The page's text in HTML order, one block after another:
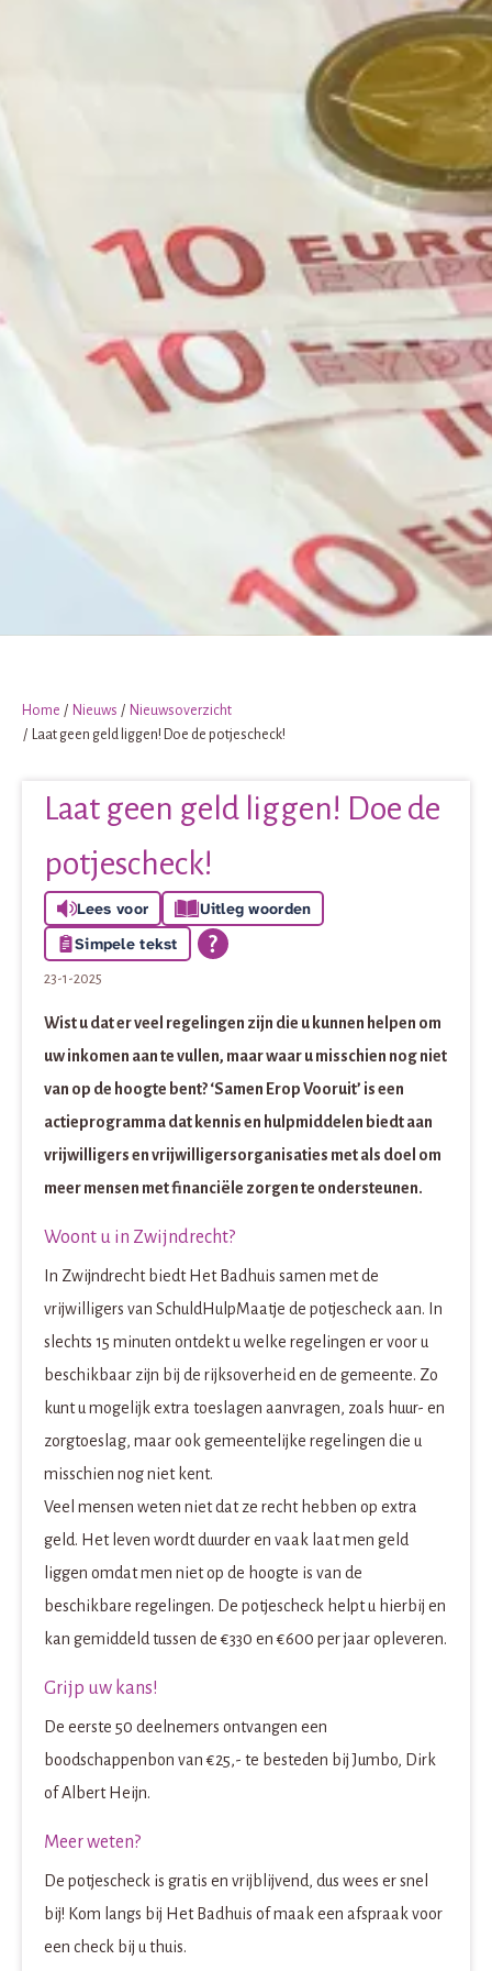
Home Nieuws
Nieuwsoverzicht
Laat geen geld liggen! Doe de potjescheck!
Laat geen geld liggen! Doe de
potjescheck!
Lees voor
Uitleg woorden
Simpele tekst
23-1-2025
Wist u dat er veel regelingen zijn die u kunnen helpen om
uw inkomen aan te vullen, maar waar u misschien nog niet
van op de hoogte bent? ‘Samen Erop Vooruit’ is een
actieprogramma dat kennis en hulpmiddelen biedt aan
vrijwilligers en vrijwilligersorganisaties met als doel om
meer mensen met financiële zorgen te ondersteunen.
Woont u in Zwijndrecht?
In Zwijndrecht biedt Het Badhuis samen met de
vrijwilligers van SchuldHulpMaatje de potjescheck aan. In
slechts 15 minuten ontdekt u welke regelingen er voor u
beschikbaar zijn bij de rijksoverheid en de gemeente. Zo
kunt u mogelijk extra toeslagen aanvragen, zoals huur- en
zorgtoeslag, maar ook gemeentelijke regelingen die u
misschien nog niet kent.
Veel mensen weten niet dat ze recht hebben op extra
geld. Het leven wordt duurder en vaak laat men geld
liggen omdat men niet op de hoogte is van de
beschikbare regelingen. De potjescheck helpt u hierbij en
kan gemiddeld tussen de €330 en €600 per jaar opleveren.
Grijp uw kans!
De eerste 50 deelnemers ontvangen een
boodschappenbon van €25,- te besteden bij Jumbo, Dirk
of Albert Heijn.
Meer weten?
De potjescheck is gratis en vrijblijvend, dus wees er snel
bij! Kom langs bij Het Badhuis of maak een afspraak voor
een check bij u thuis.